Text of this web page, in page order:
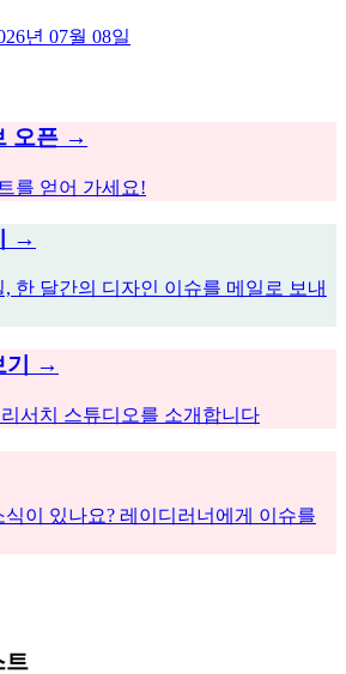
년 07월 08일
오픈 →
를 얻어 가세요!
→
한 달간의 디자인 이슈를 메일로 보내
기 →
서치 스튜디오를 소개합니다
이 있나요? 레이디러너에게 이슈를
트